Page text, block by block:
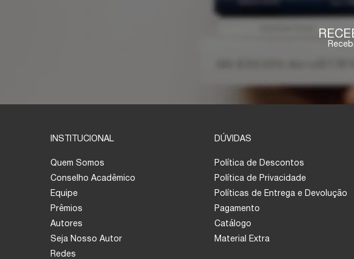
INSTITUCIONAL
Quem Somos
Conselho Acadêmico
Equipe
Prêmios
Autores
Seja Nosso Autor
Redes
DÚVIDAS
Política de Descontos
Política de Privacidade
Políticas de Entrega e Devolução
Pagamento
Catálogo
Material Extra